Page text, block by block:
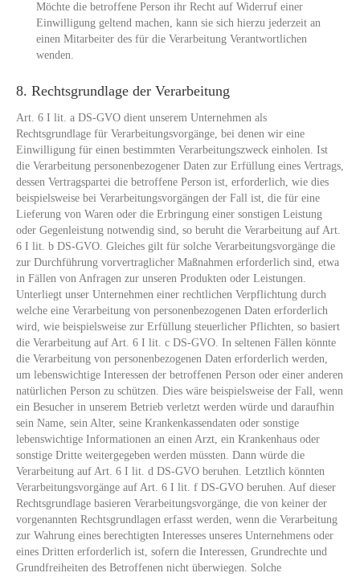
Möchte die betroffene Person ihr Recht auf Widerruf einer
Einwilligung geltend machen, kann sie sich hierzu jederzeit an
einen Mitarbeiter des für die Verarbeitung Verantwortlichen
wenden.
8. Rechtsgrundlage der Verarbeitung
Art. 6 I lit. a DS-GVO dient unserem Unternehmen als
Rechtsgrundlage für Verarbeitungsvorgänge, bei denen wir eine
Einwilligung für einen bestimmten Verarbeitungszweck einholen. Ist
die Verarbeitung personenbezogener Daten zur Erfüllung eines Vertrags,
dessen Vertragspartei die betroffene Person ist, erforderlich, wie dies
beispielsweise bei Verarbeitungsvorgängen der Fall ist, die für eine
Lieferung von Waren oder die Erbringung einer sonstigen Leistung
oder Gegenleistung notwendig sind, so beruht die Verarbeitung auf Art.
6 I lit. b DS-GVO. Gleiches gilt für solche Verarbeitungsvorgänge die
zur Durchführung vorvertraglicher Maßnahmen erforderlich sind, etwa
in Fällen von Anfragen zur unseren Produkten oder Leistungen.
Unterliegt unser Unternehmen einer rechtlichen Verpflichtung durch
welche eine Verarbeitung von personenbezogenen Daten erforderlich
wird, wie beispielsweise zur Erfüllung steuerlicher Pflichten, so basiert
die Verarbeitung auf Art. 6 I lit. c DS-GVO. In seltenen Fällen könnte
die Verarbeitung von personenbezogenen Daten erforderlich werden,
um lebenswichtige Interessen der betroffenen Person oder einer anderen
natürlichen Person zu schützen. Dies wäre beispielsweise der Fall, wenn
ein Besucher in unserem Betrieb verletzt werden würde und daraufhin
sein Name, sein Alter, seine Krankenkassendaten oder sonstige
lebenswichtige Informationen an einen Arzt, ein Krankenhaus oder
sonstige Dritte weitergegeben werden müssten. Dann würde die
Verarbeitung auf Art. 6 I lit. d DS-GVO beruhen. Letztlich könnten
Verarbeitungsvorgänge auf Art. 6 I lit. f DS-GVO beruhen. Auf dieser
Rechtsgrundlage basieren Verarbeitungsvorgänge, die von keiner der
vorgenannten Rechtsgrundlagen erfasst werden, wenn die Verarbeitung
zur Wahrung eines berechtigten Interesses unseres Unternehmens oder
eines Dritten erforderlich ist, sofern die Interessen, Grundrechte und
Grundfreiheiten des Betroffenen nicht überwiegen. Solche